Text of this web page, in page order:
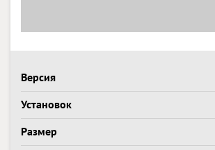
Версия
Установок
Размер